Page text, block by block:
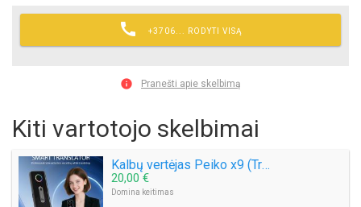
 +3706... RODYTI VISĄ
 Pranešti apie skelbimą
Kiti vartotojo skelbimai
Kalbų vertėjas Peiko x9 (Translator)
20,00 €
Domina keitimas